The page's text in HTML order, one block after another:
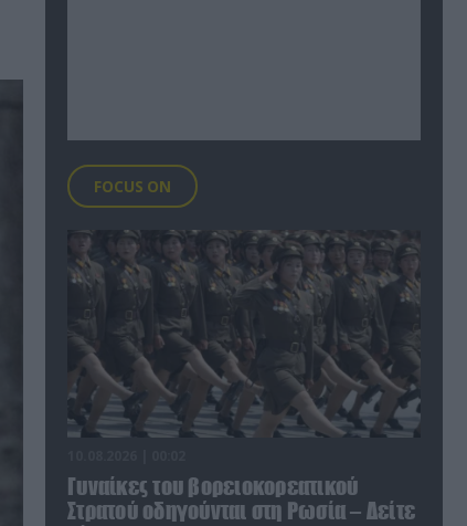
FOCUS ON
Γυναίκες του βορειοκορεατικού
Στρατού οδηγούνται στη Ρωσία – Δείτε